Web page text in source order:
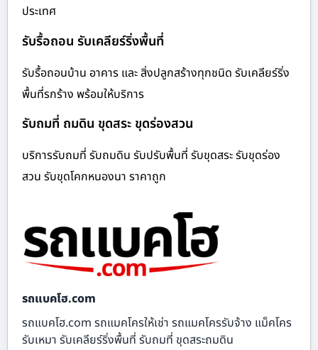
ประเทศ
รับรื้อถอน รับเคลียร์ริ่งพื้นที่
รับรื้อถอนบ้าน อาคาร และ สิ่งปลูกสร้างทุกชนิด รับเคลียร์ริ่ง
พื้นที่รกร้าง พร้อมให้บริการ
รับถมที่ ถมดิน ขุดสระ ขุดร่องสวน
บริการรับถมที่ รับถมดิน รับปรับพื้นที่ รับขุดสระ รับขุดร่อง
สวน รับขุดโคกหนองนา ราคาถูก
รถแบคโฮ.com
รถแบคโฮ.com รถแมคโครให้เช่า รถแมคโครรับจ้าง แม็คโคร
รับเหมา รับเคลียร์ริ่งพื้นที่ รับถมที่ ขุดสระถมดิน